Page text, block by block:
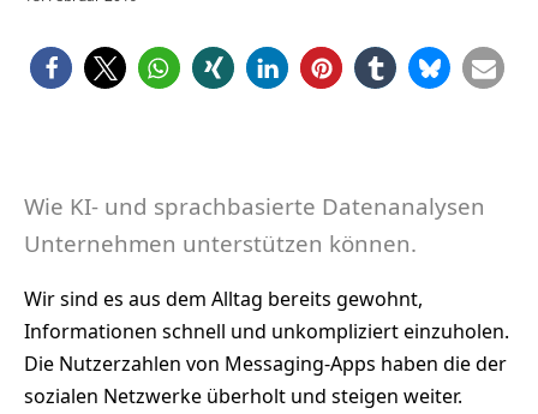
Wie KI- und sprachbasierte Datenanalysen
Unternehmen unterstützen können.
Wir sind es aus dem Alltag bereits gewohnt,
Informationen schnell und unkompliziert einzuholen.
Die Nutzerzahlen von Messaging-Apps haben die der
sozialen Netzwerke überholt und steigen weiter.